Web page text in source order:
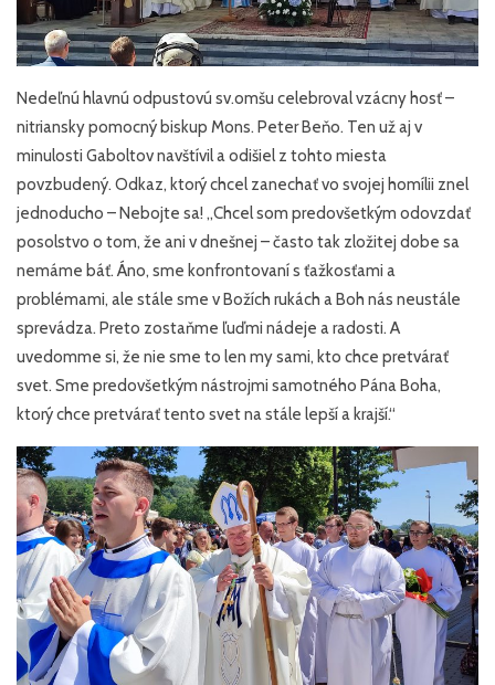
Nedeľnú hlavnú odpustovú sv.omšu celebroval vzácny hosť –
nitriansky pomocný biskup Mons. Peter Beňo. Ten už aj v
minulosti Gaboltov navštívil a odišiel z tohto miesta
povzbudený. Odkaz, ktorý chcel zanechať vo svojej homílii znel
jednoducho – Nebojte sa! „Chcel som predovšetkým odovzdať
posolstvo o tom, že ani v dnešnej – často tak zložitej dobe sa
nemáme báť. Áno, sme konfrontovaní s ťažkosťami a
problémami, ale stále sme v Božích rukách a Boh nás neustále
sprevádza. Preto zostaňme ľuďmi nádeje a radosti. A
uvedomme si, že nie sme to len my sami, kto chce pretvárať
svet. Sme predovšetkým nástrojmi samotného Pána Boha,
ktorý chce pretvárať tento svet na stále lepší a krajší.“